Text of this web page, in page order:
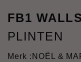
FB1
PLINTEN
Merk : NOËL &